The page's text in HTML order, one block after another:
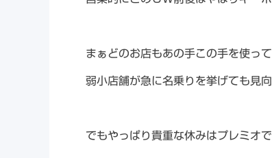
まぁどのお店もあの手この手を使っ
弱小店舗が急に名乗りを挙げても見
でもやっぱり貴重な休みはプレミオ